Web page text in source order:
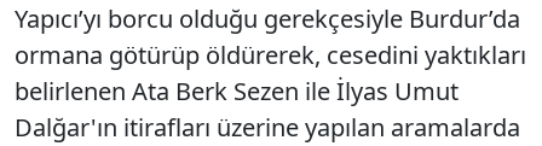
Yapıcı’yı borcu olduğu gerekçesiyle Burdur’da
ormana götürüp öldürerek, cesedini yaktıkları
belirlenen Ata Berk Sezen ile İlyas Umut
Dalğar'ın itirafları üzerine yapılan aramalarda